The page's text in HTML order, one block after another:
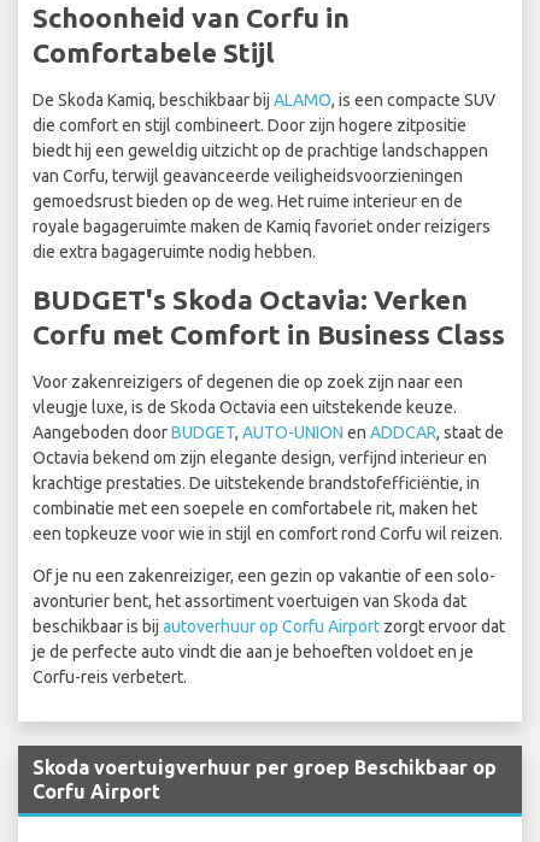
Schoonheid van Corfu in
Comfortabele Stijl
De Skoda Kamiq, beschikbaar bij ALAMO, is een compacte SUV
die comfort en stijl combineert. Door zijn hogere zitpositie
biedt hij een geweldig uitzicht op de prachtige landschappen
van Corfu, terwijl geavanceerde veiligheidsvoorzieningen
gemoedsrust bieden op de weg. Het ruime interieur en de
royale bagageruimte maken de Kamiq favoriet onder reizigers
die extra bagageruimte nodig hebben.
BUDGET's Skoda Octavia: Verken
Corfu met Comfort in Business Class
Voor zakenreizigers of degenen die op zoek zijn naar een
vleugje luxe, is de Skoda Octavia een uitstekende keuze.
Aangeboden doorBUDGET, AUTO-UNION en ADDCAR, staat de
Octavia bekend om zijn elegante design, verfijnd interieur en
krachtige prestaties. De uitstekende brandstofefficiëntie, in
combinatie met een soepele en comfortabele rit, maken het
een topkeuze voor wie in stijl en comfort rond Corfu wil reizen.
Of je nu een zakenreiziger, een gezin op vakantie of een solo-
avonturier bent, het assortiment voertuigen van Skoda dat
beschikbaar is bij autoverhuur op Corfu Airport zorgt ervoor dat
je de perfecte auto vindt die aan je behoeften voldoet en je
Corfu-reis verbetert.
Skoda voertuigverhuur per groep Beschikbaar op
Corfu Airport